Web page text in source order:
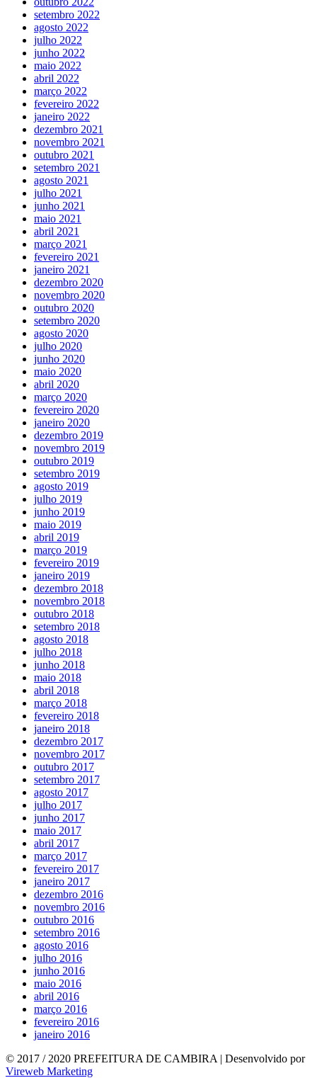
setembro 2022
agosto 2022
julho 2022
junho 2022
maio 2022
abril 2022
março 2022
fevereiro 2022
janeiro 2022
dezembro 2021
novembro 2021
outubro 2021
setembro 2021
agosto 2021
julho 2021
junho 2021
maio 2021
abril 2021
março 2021
fevereiro 2021
janeiro 2021
dezembro 2020
novembro 2020
outubro 2020
setembro 2020
agosto 2020
julho 2020
junho 2020
maio 2020
abril 2020
março 2020
fevereiro 2020
janeiro 2020
dezembro 2019
novembro 2019
outubro 2019
setembro 2019
agosto 2019
julho 2019
junho 2019
maio 2019
abril 2019
março 2019
fevereiro 2019
janeiro 2019
dezembro 2018
novembro 2018
outubro 2018
setembro 2018
agosto 2018
julho 2018
junho 2018
maio 2018
abril 2018
março 2018
fevereiro 2018
janeiro 2018
dezembro 2017
novembro 2017
outubro 2017
setembro 2017
agosto 2017
julho 2017
junho 2017
maio 2017
abril 2017
março 2017
fevereiro 2017
janeiro 2017
dezembro 2016
novembro 2016
outubro 2016
setembro 2016
agosto 2016
julho 2016
junho 2016
maio 2016
abril 2016
março 2016
fevereiro 2016
janeiro 2016
© 2017 / 2020 PREFEITURA DE CAMBIRA | Desenvolvido por
Vireweb Marketing